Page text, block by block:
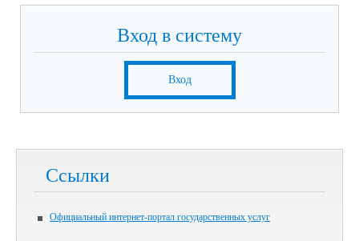
Вход в систему
Вход
Ссылки
Официальный интернет-портал государственных услуг